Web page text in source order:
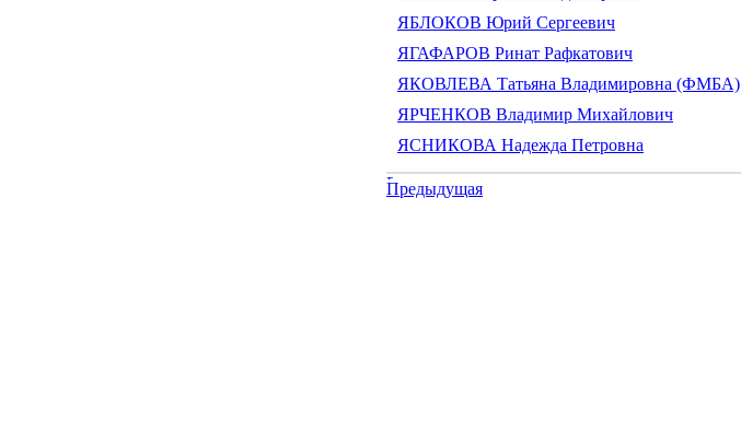
ЯБЛОКОВ Юрий Сергеевич
ЯГАФАРОВ Ринат Рафкатович
ЯКОВЛЕВА Татьяна Владимировна (ФМБА)
ЯРЧЕНКОВ Владимир Михайлович
ЯСНИКОВА Надежда Петровна
Предыдущая